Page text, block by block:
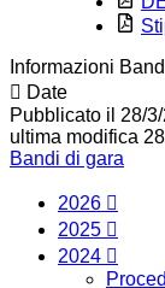
Informazioni
Date
Pubblicato il 28/
ultima modifica
Bandi di gara
2026
2025
2024